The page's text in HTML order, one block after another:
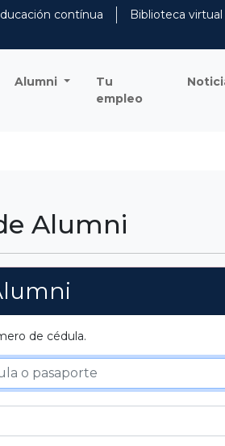
contínua Biblioteca virtual
Alumni
Tu
empleo
Alumni
de cédula.